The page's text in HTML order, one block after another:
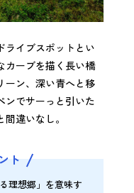
ライブスポットとい
カーブを描く長い橋
ーン、深い青へと移
ンでサーっと引いた
違いなし。
ト
理想郷」を意味す